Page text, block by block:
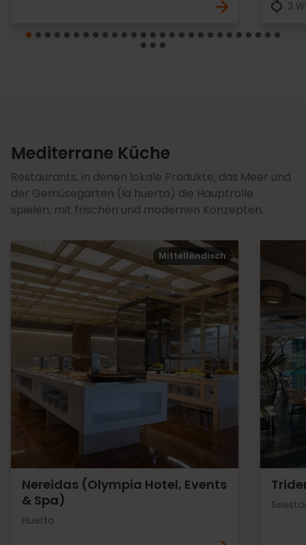
3
Mediterrane Küche
Restaurants, in denen lokale Produkte, das Meer und
der Gemüsegarten (la huerta) die Hauptrolle
spielen, mit frischen und modernen Konzepten.
Nereidas (Olympia Hotel, Events
& Spa)
Huerta
Mittelländisch